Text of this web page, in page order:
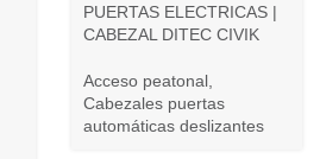
PUERTAS ELECTRICAS |
CABEZAL DITEC CIVIK
Acceso peatonal
Cabezales puertas
automáticas deslizantes